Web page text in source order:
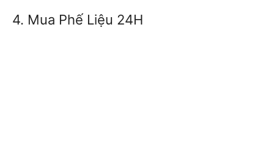
4. Mua Phế Liệu 24H